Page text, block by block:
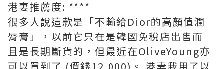
港妻推薦度: ****
很多人說這款是「不輸給Dior的高顏值潤
脣膏」，以前它只在是韓國免稅店出售而
且是長期斷貨的，但最近在OliveYoung亦
可以買到了 (價錢12,000)。 港妻我用了以